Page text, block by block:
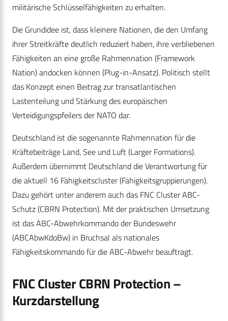
militärische Schlüsselfähigkeiten zu erhalten.
Die Grundidee ist, dass kleinere Nationen, die den Umfang
ihrer Streitkräfte deutlich reduziert haben, ihre verbliebenen
Fähigkeiten an eine große Rahmennation (Framework
Nation) andocken können (Plug-in-Ansatz). Politisch stellt
das Konzept einen Beitrag zur transatlantischen
Lastenteilung und Stärkung des europäischen
Verteidigungspfeilers der NATO dar.
Deutschland ist die sogenannte Rahmennation für die
Kräftebeiträge Land, See und Luft (Larger Formations).
Außerdem übernimmt Deutschland die Verantwortung für
die aktuell 16 Fähigkeitscluster (Fähigkeitsgruppierungen).
Dazu gehört unter anderem auch das FNC Cluster ABC-
Schutz (CBRN Protection). Mit der praktischen Umsetzung
ist das ABC-Abwehrkommando der Bundeswehr
(ABCAbwKdoBw) in Bruchsal als nationales
Fähigkeitskommando für die ABC-Abwehr beauftragt.
FNC Cluster CBRN Protection –
Kurzdarstellung